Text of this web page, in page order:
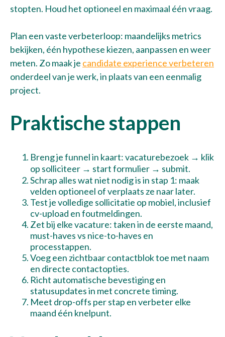
stopten. Houd het optioneel en maximaal één vraag.
Plan een vaste verbeterloop: maandelijks metrics
bekijken, één hypothese kiezen, aanpassen en weer
meten. Zo maak je candidate experience verbeteren
onderdeel van je werk, in plaats van een eenmalig
project.
Praktische stappen
Breng je funnel in kaart: vacaturebezoek → klik
op solliciteer → start formulier → submit.
Schrap alles wat niet nodig is in stap 1: maak
velden optioneel of verplaats ze naar later.
Test je volledige sollicitatie op mobiel, inclusief
cv-upload en foutmeldingen.
Zet bij elke vacature: taken in de eerste maand,
must-haves vs nice-to-haves en
processtappen.
Voeg een zichtbaar contactblok toe met naam
en directe contactopties.
Richt automatische bevestiging en
statusupdates in met concrete timing.
Meet drop-offs per stap en verbeter elke
maand één knelpunt.